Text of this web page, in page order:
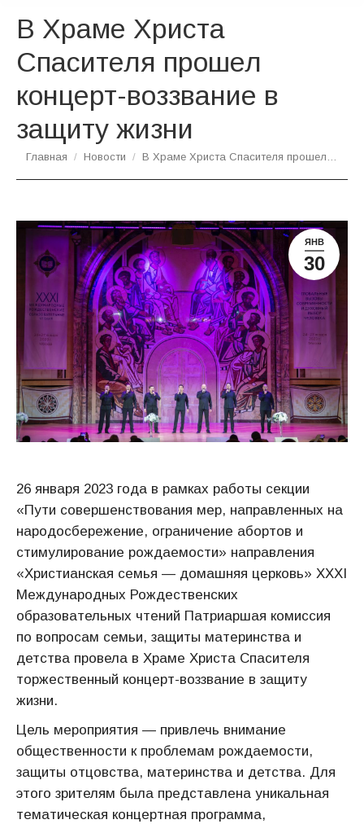
В Храме Христа
Спасителя прошел
концерт-воззвание в
защиту жизни
Вы здесь:
Главная Новости В Храме Христа Спасителя прошел…
ЯНВ
30
26 января 2023 года в рамках работы секции
«Пути совершенствования мер, направленных на
народосбережение, ограничение абортов и
стимулирование рождаемости» направления
«Христианская семья — домашняя церковь» XXXI
Международных Рождественских
образовательных чтений Патриаршая комиссия
по вопросам семьи, защиты материнства и
детства провела в Храме Христа Спасителя
торжественный концерт-воззвание в защиту
жизни.
Цель мероприятия — привлечь внимание
общественности к проблемам рождаемости,
защиты отцовства, материнства и детства. Для
этого зрителям была представлена уникальная
тематическая концертная программа,